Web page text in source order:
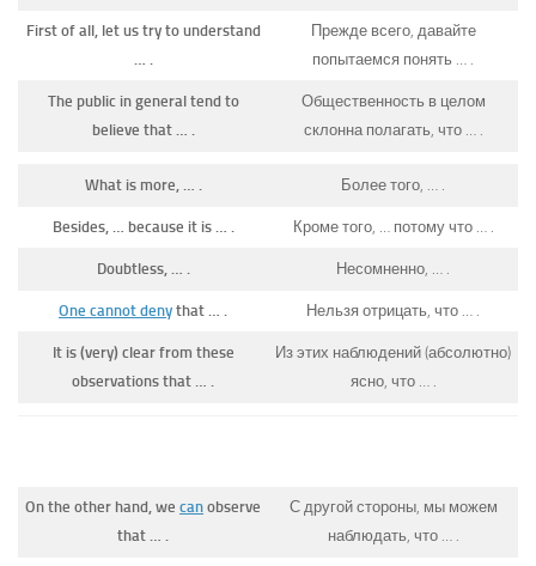
First of all, let us try to understand
… .
Прежде всего, давайте
попытаемся понять … .
The public in general tend to
believe that … .
Общественность в целом
склонна полагать, что … .
What is more, … . Более того, … .
Besides, … because it is … . Кроме того, … потому что … .
Doubtless, … . Несомненно, … .
One cannot deny that … . Нельзя отрицать, что … .
It is (very) clear from these
observations that … .
Из этих наблюдений (абсолютно)
ясно, что … .
On the other hand, we can observe
that … .
С другой стороны, мы можем
наблюдать, что … .